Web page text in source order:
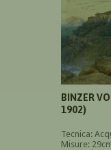
BINZER
1902)
Tecnica:
Misure: